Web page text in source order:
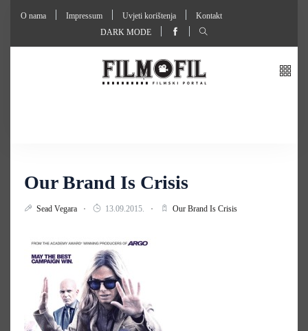
O nama Impressum Uvjeti korištenja
Kontakt
DARK MODE
Our Brand Is Crisis
Sead Vegara 13.09.2015. Our Brand Is Crisis